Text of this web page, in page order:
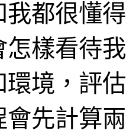
我都很懂
樣看待
環境，評
先計算